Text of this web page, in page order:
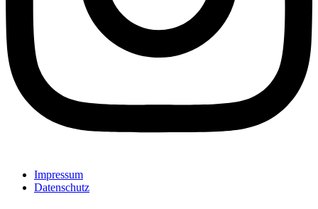
Impressum
Datenschutz